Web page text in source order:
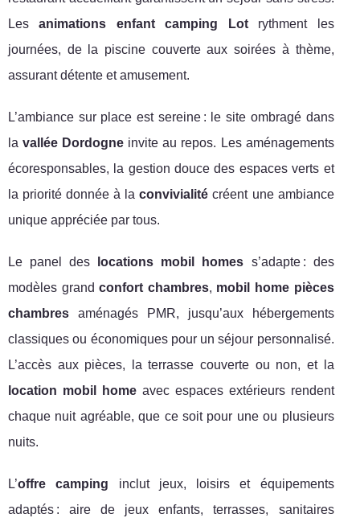
Lesanimations enfant camping Lotrythment les
journées, de la piscine couverte aux soirées à thème,
assurant détente et amusement.
L’ambiance sur place est sereine : le site ombragé dans
lavallée Dordogne invite au repos. Les aménagements
écoresponsables, la gestion douce des espaces verts et
la priorité donnée à laconvivialité créent une ambiance
unique appréciée par tous.
Le panel des locations mobil homes s’adapte : des
modèles grandconfort chambres, mobil home pièces
chambres aménagés PMR, jusqu’aux hébergements
classiques ou économiques pour un séjour personnalisé.
L’accès aux pièces, la terrasse couverte ou non, et la
location mobil homeavec espaces extérieurs rendent
chaque nuit agréable, que ce soit pour une ou plusieurs
nuits.
L’offre camping inclut jeux, loisirs et équipements
adaptés : aire de jeux enfants, terrasses, sanitaires